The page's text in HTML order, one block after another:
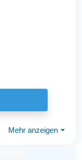
Mehr anzeigen ⏷